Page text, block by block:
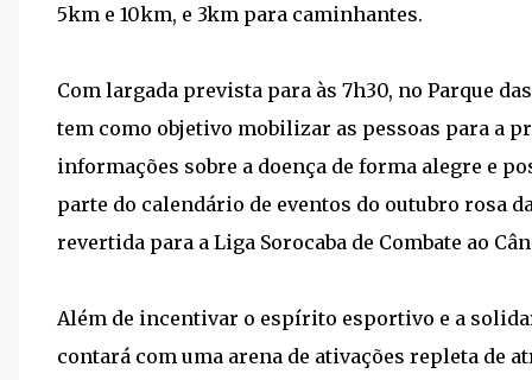
5km e 10km, e 3km para caminhantes.
Com largada prevista para às 7h30, no Parque
tem como objetivo mobilizar as pessoas para a
informações sobre a doença de forma alegre e
parte do calendário de eventos do outubro rosa
revertida para a Liga Sorocaba de Combate ao
Além de incentivar o espírito esportivo e a
contará com uma arena de ativações repleta de